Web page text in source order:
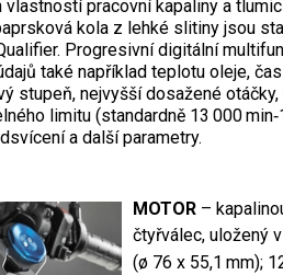
pracovní kapaliny a
kola z lehké slitiny jsou
Progresivní digitální
také například teplotu oleje,
stupeň, nejvyšší dosažené
limitu (standardně 13 000
a další parametry.
MOTOR–
čtyřválec, uložený
(ø 76 x 55,1 mm);